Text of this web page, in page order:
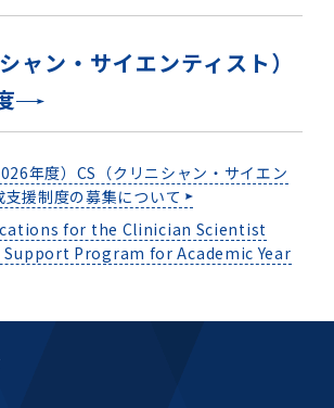
ャン・サイエンティスト）
年度）CS（クリニシャン・サイエン
支援制度の募集について
for the Clinician Scientist
Support Program for Academic Year